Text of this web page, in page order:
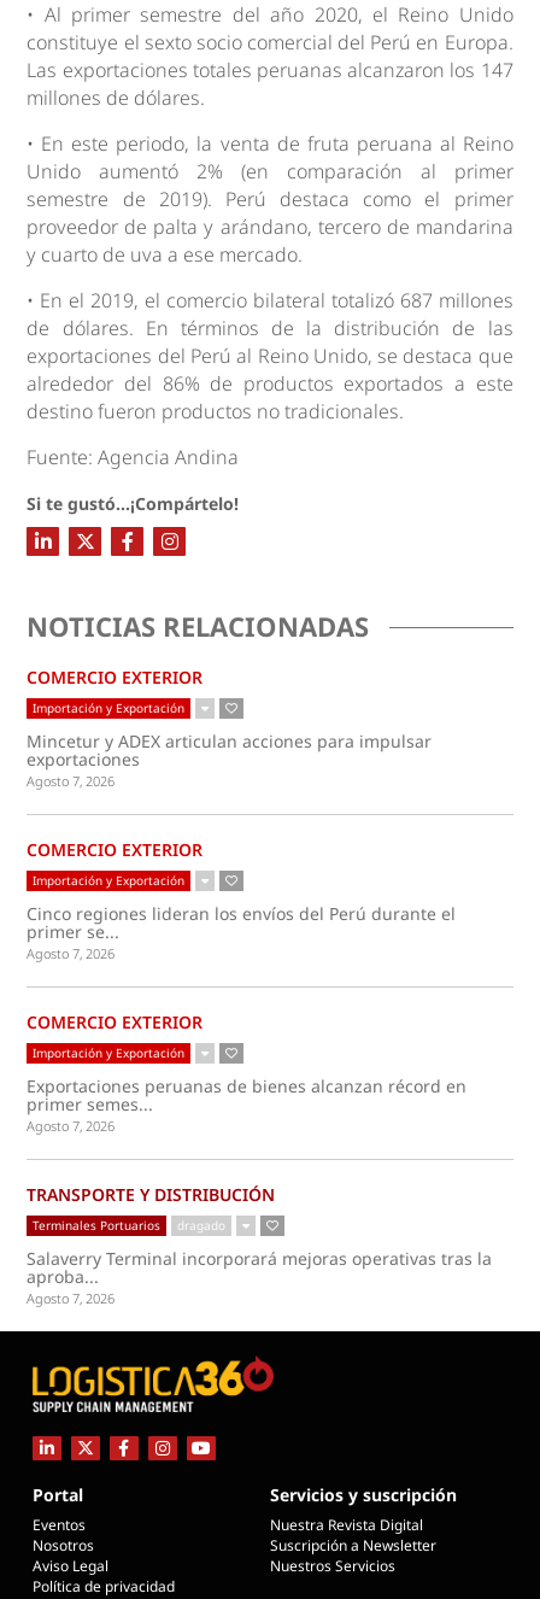
• Al primer semestre del año 2020, el Reino Unido
constituye el sexto socio comercial del Perú en Europa.
Las exportaciones totales peruanas alcanzaron los 147
millones de dólares.
• En este periodo, la venta de fruta peruana al Reino
Unido aumentó 2% (en comparación al primer
semestre de 2019). Perú destaca como el primer
proveedor de palta y arándano, tercero de mandarina
y cuarto de uva a ese mercado.
• En el 2019, el comercio bilateral totalizó 687 millones
de dólares. En términos de la distribución de las
exportaciones del Perú al Reino Unido, se destaca que
alrededor del 86% de productos exportados a este
destino fueron productos no tradicionales.
Fuente: Agencia Andina
Si te gustó...¡Compártelo!
NOTICIAS RELACIONADAS
COMERCIO EXTERIOR
Importación y Exportación
Mincetur y ADEX articulan acciones para impulsar
exportaciones
Agosto 7, 2026
COMERCIO EXTERIOR
Importación y Exportación
Cinco regiones lideran los envíos del Perú durante el
primer se...
Agosto 7, 2026
COMERCIO EXTERIOR
Importación y Exportación
Exportaciones peruanas de bienes alcanzan récord en
primer semes...
Agosto 7, 2026
TRANSPORTE Y DISTRIBUCIÓN
Terminales Portuarios dragado
Salaverry Terminal incorporará mejoras operativas tras la
aproba...
Agosto 7, 2026
Portal
Eventos
Nosotros
Aviso Legal
Política de privacidad
Servicios y suscripción
Nuestra Revista Digital
Suscripción a Newsletter
Nuestros Servicios